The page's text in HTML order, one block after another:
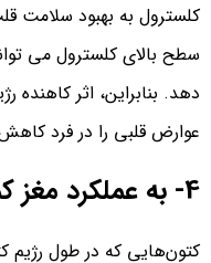
کلسترول به بهبود سلامت
سطح بالای کلسترول می
دهد. بنابراین، اثر
عوارض قلبی را در فرد
4- به عملکرد مغز کمک می کند
کتون‌هایی که در طول رژیم